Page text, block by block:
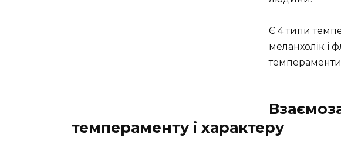
Є 4 типи
меланхолік і
темпераменти
темпераменту і характеру